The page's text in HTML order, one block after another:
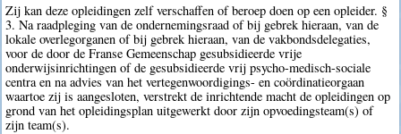
Zij kan deze opleidingen zelf verschaffen of beroep doen op een opleider. §
3. Na raadpleging van de ondernemingsraad of bij gebrek hieraan, van de
lokale overlegorganen of bij gebrek hieraan, van de vakbondsdelegaties,
voor de door de Franse Gemeenschap gesubsidieerde vrije
onderwijsinrichtingen of de gesubsidieerde vrij psycho-medisch-sociale
centra en na advies van het vertegenwoordigings- en coördinatieorgaan
waartoe zij is aangesloten, verstrekt de inrichtende macht de opleidingen op
grond van het opleidingsplan uitgewerkt door zijn opvoedingsteam(s) of
zijn team(s).